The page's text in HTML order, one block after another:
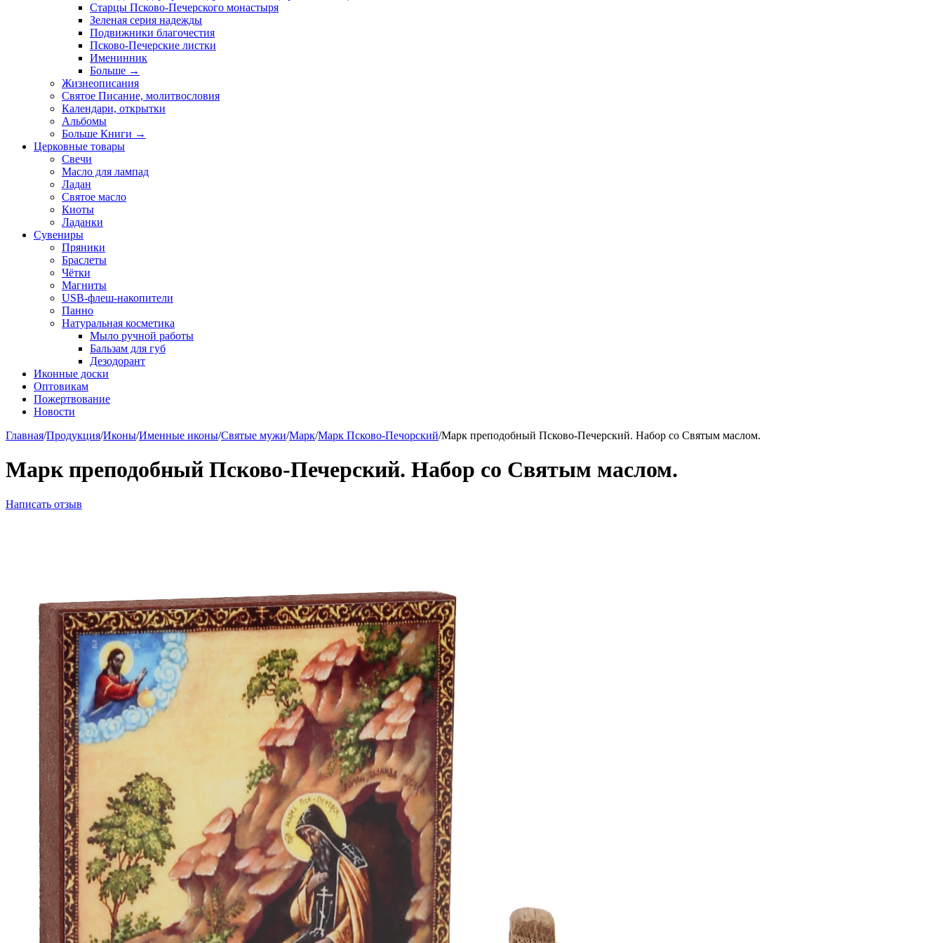
Старцы Псково-Печерского монастыря
Зеленая серия надежды
Подвижники благочестия
Псково-Печерские листки
Именинник
Больше →
Жизнеописания
Святое Писание, молитвословия
Календари, открытки
Альбомы
Больше Книги →
Церковные товары
Свечи
Масло для лампад
Ладан
Святое масло
Киоты
Ладанки
Сувениры
Пряники
Браслеты
Чётки
Магниты
USB-флеш-накопители
Панно
Натуральная косметика
Мыло ручной работы
Бальзам для губ
Дезодорант
Иконные доски
Оптовикам
Пожертвование
Новости
Главная/Продукция/Иконы/Именные иконы/Святые мужи/Марк/Марк Псково-Печорский/Марк преподобный Псково-Печерский. Набор со Святым маслом.
Марк преподобный Псково-Печерский. Набор со Святым маслом.
Написать отзыв